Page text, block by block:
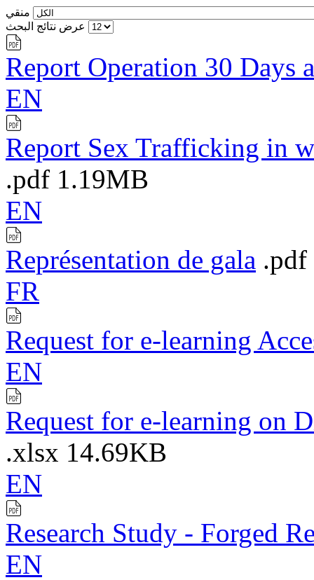
منقي
عرض نتائج البحث
Report Operation 30 Days
EN
Report Sex Trafficking in
.pdf 1.19MB
EN
Représentation de gala .pdf
FR
Request for e-learning
EN
Request for e-learning on
.xlsx 14.69KB
EN
Research Study - Forged
EN